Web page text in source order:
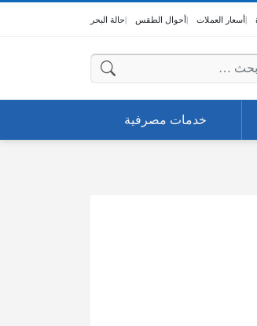
أسعار العملات أحوال الطقس حالة البحر
عن:
خدمات مصرفية